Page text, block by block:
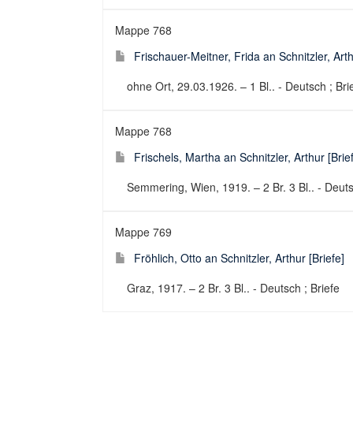
Mappe 768
Frischauer-Meitner, Frida an Schnitzler,
ohne Ort, 29.03.1926. – 1 Bl.. - Deutsch ;
Mappe 768
Frischels, Martha an Schnitzler, Arthur
Semmering, Wien, 1919. – 2 Br. 3 Bl.. -
Mappe 769
Fröhlich, Otto an Schnitzler, Arthur [Briefe]
Graz, 1917. – 2 Br. 3 Bl.. - Deutsch ; Briefe